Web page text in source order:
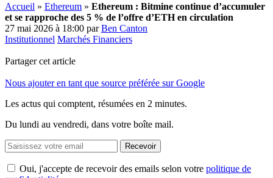
Accueil » Ethereum » Ethereum : Bitmine continue d’accumuler
et se rapproche des 5 % de l’offre d’ETH en circulation
27 mai 2026 à 18:00 parBen Canton
Institutionnel Marchés Financiers
Partager cet article
Nous ajouter en tant que source préférée sur Google
Les actus qui comptent, résumées en 2 minutes.
Du lundi au vendredi, dans votre boîte mail.
Recevoir
Oui, j'accepte de recevoir des emails selon votre politique de